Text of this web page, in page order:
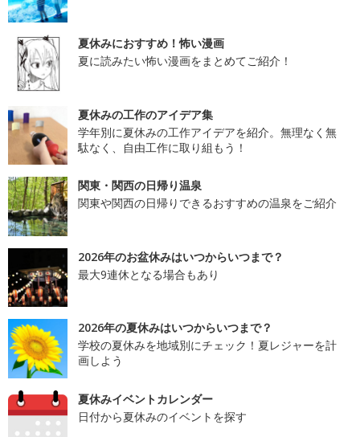
夏休みにおすすめ！怖い漫画
夏に読みたい怖い漫画をまとめてご紹介！
夏休みの工作のアイデア集
学年別に夏休みの工作アイデアを紹介。無理なく無
駄なく、自由工作に取り組もう！
関東・関西の日帰り温泉
関東や関西の日帰りできるおすすめの温泉をご紹介
2026年のお盆休みはいつからいつまで？
最大9連休となる場合もあり
2026年の夏休みはいつからいつまで？
学校の夏休みを地域別にチェック！夏レジャーを計
画しよう
夏休みイベントカレンダー
日付から夏休みのイベントを探す